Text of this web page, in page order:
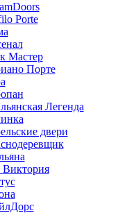
Porte
Мастер
Порте
Легенда
двери